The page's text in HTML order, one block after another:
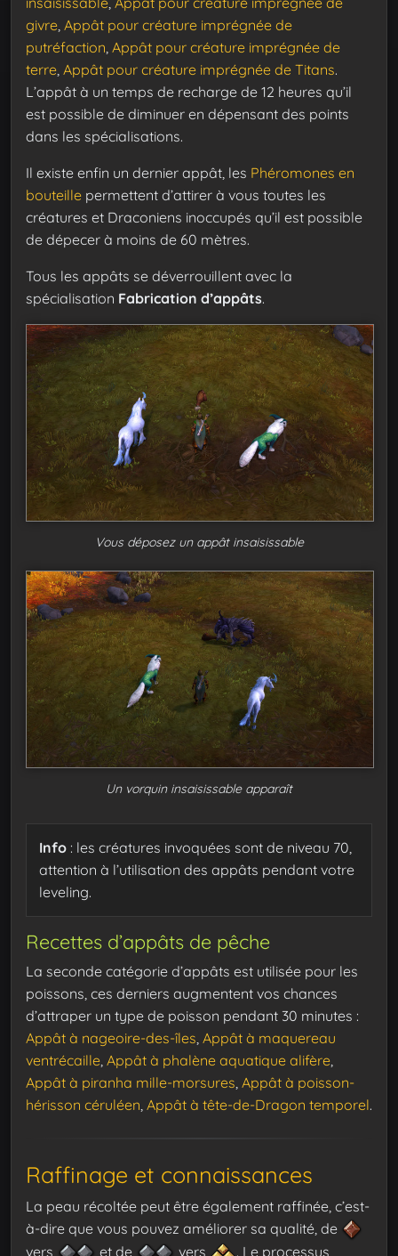
givre, Appât pour créature imprégnée de
putréfaction, Appât pour créature imprégnée de
terre, Appât pour créature imprégnée de Titans.
L’appât à un temps de recharge de 12 heures qu’il
est possible de diminuer en dépensant des points
dans les spécialisations.
Il existe enfin un dernier appât, les Phéromones en
bouteille permettent d’attirer à vous toutes les
créatures et Draconiens inoccupés qu’il est possible
de dépecer à moins de 60 mètres.
Tous les appâts se déverrouillent avec la
spécialisation Fabrication d’appâts.
Vous déposez un appât insaisissable
Un vorquin insaisissable apparaît
Info : les créatures invoquées sont de niveau 70,
attention à l’utilisation des appâts pendant votre
leveling.
Recettes d’appâts de pêche
La seconde catégorie d’appâts est utilisée pour les
poissons, ces derniers augmentent vos chances
d’attraper un type de poisson pendant 30 minutes :
Appât à nageoire-des-îles Appât à maquereau
ventrécaille Appât à phalène aquatique alifère
Appât à piranha mille-morsures Appât à poisson-
hérisson céruléen Appât à tête-de-Dragon temporel.
Raffinage et connaissances
La peau récoltée peut être également raffinée, c’est-
à-dire que vous pouvez améliorer sa qualité, de
vers
et de vers . Le processus